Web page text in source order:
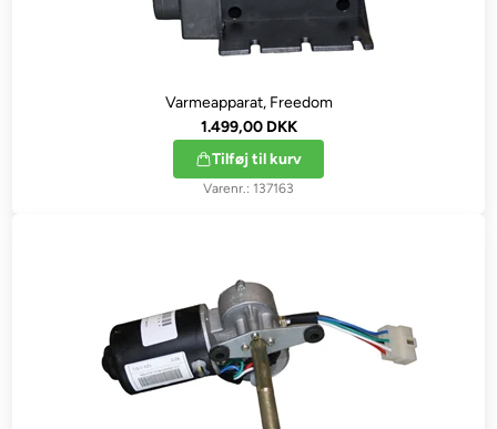
Varmeapparat, Freedom
1.499,00 DKK
Tilføj til kurv
137163